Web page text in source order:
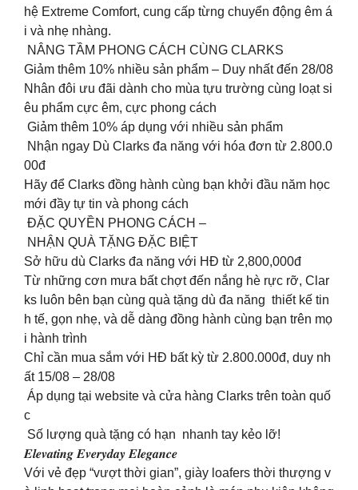
hệ Extreme Comfort, cung cấp từng chuyển động êm á
i và nhẹ nhàng.
NÂNG TẦM PHONG CÁCH CÙNG CLARKS
Giảm thêm 10% nhiều sản phẩm – Duy nhất đến 28/08
Nhân đôi ưu đãi dành cho mùa tựu trường cùng loạt si
êu phẩm cực êm, cực phong cách
Giảm thêm 10% áp dụng với nhiều sản phẩm
Nhận ngay Dù Clarks đa năng với hóa đơn từ 2.800.0
00đ
Hãy để Clarks đồng hành cùng bạn khởi đầu năm học
mới đầy tự tin và phong cách
ĐẶC QUYỀN PHONG CÁCH –
NHẬN QUÀ TẶNG ĐẶC BIỆT
Sở hữu dù Clarks đa năng với HĐ từ 2,800,000đ
Từ những cơn mưa bất chợt đến nắng hè rực rỡ, Clar
ks luôn bên bạn cùng quà tặng dù đa năng thiết kế tin
h tế, gọn nhẹ, và dễ dàng đồng hành cùng bạn trên mọ
i hành trình
Chỉ cần mua sắm với HĐ bất kỳ từ 2.800.000đ, duy nh
ất 15/08 – 28/08
Áp dụng tại website và cửa hàng Clarks trên toàn quố
c
Số lượng quà tặng có hạn nhanh tay kẻo lỡ!
𝑬𝒍𝒆𝒗𝒂𝒕𝒊𝒏𝒈 𝑬𝒗𝒆𝒓𝒚𝒅𝒂𝒚 𝑬𝒍𝒆𝒈𝒂𝒏𝒄𝒆
Với vẻ đẹp “vượt thời gian”, giày loafers thời thượng v